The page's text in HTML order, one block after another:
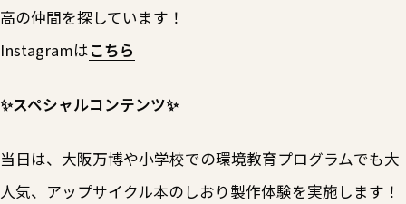
高の仲間を探しています！
Instagramはこちら
✨スペシャルコンテンツ✨
当日は、大阪万博や小学校での環境教育プログラムでも大
人気、アップサイクル本のしおり製作体験を実施します！